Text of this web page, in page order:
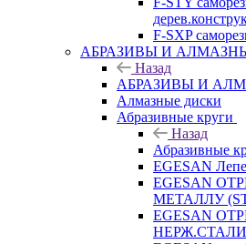
F-SXP
АБРАЗИВЫ И
Назад
АБРАЗИВЫ И
Алмазные диски
Абразивные круги
Назад
Абразивные
EGESAN
EGESAN
МЕТАЛЛУ
EGESAN
НЕРЖ.СТАЛИ